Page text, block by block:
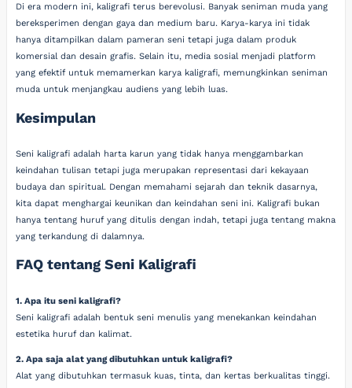
Di era modern ini, kaligrafi terus berevolusi. Banyak seniman muda yang
bereksperimen dengan gaya dan medium baru. Karya-karya ini tidak
hanya ditampilkan dalam pameran seni tetapi juga dalam produk
komersial dan desain grafis. Selain itu, media sosial menjadi platform
yang efektif untuk memamerkan karya kaligrafi, memungkinkan seniman
muda untuk menjangkau audiens yang lebih luas.
Kesimpulan
Seni kaligrafi adalah harta karun yang tidak hanya menggambarkan
keindahan tulisan tetapi juga merupakan representasi dari kekayaan
budaya dan spiritual. Dengan memahami sejarah dan teknik dasarnya,
kita dapat menghargai keunikan dan keindahan seni ini. Kaligrafi bukan
hanya tentang huruf yang ditulis dengan indah, tetapi juga tentang makna
yang terkandung di dalamnya.
FAQ tentang Seni Kaligrafi
1. Apa itu seni kaligrafi?
Seni kaligrafi adalah bentuk seni menulis yang menekankan keindahan
estetika huruf dan kalimat.
2. Apa saja alat yang dibutuhkan untuk kaligrafi?
Alat yang dibutuhkan termasuk kuas, tinta, dan kertas berkualitas tinggi.